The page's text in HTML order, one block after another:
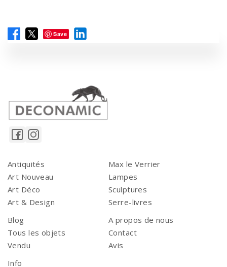
Save
Antiquités
Art Nouveau
Art Déco
Art & Design
Max le Verrier
Lampes
Sculptures
Serre-livres
Blog
Tous les objets
Vendu
A propos de nous
Contact
Avis
Info